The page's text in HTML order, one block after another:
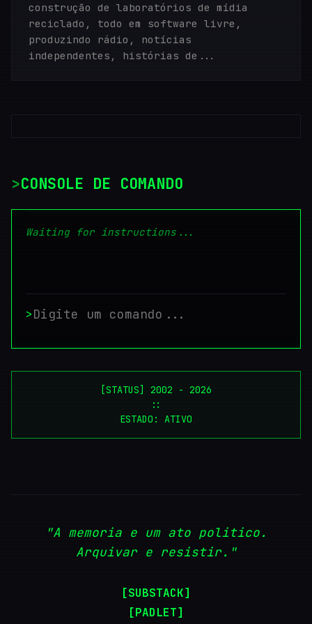
construção de laboratórios de mídia
reciclado, todo em software livre,
produzindo rádio, notícias
independentes, histórias de...
CONSOLE DE COMANDO
Waiting for instructions...
>
[STATUS] 2002 - 2026
::
ESTADO: ATIVO
"A memoria e um ato politico.
Arquivar e resistir."
[SUBSTACK]
[PADLET]